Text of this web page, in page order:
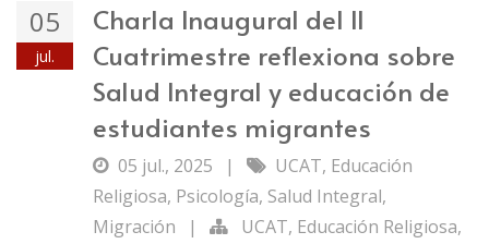
05
jul.
Charla Inaugural del II
Cuatrimestre reflexiona sobre
Salud Integral y educación de
estudiantes migrantes
05 jul., 2025 | UCAT, Educación
Religiosa, Psicología, Salud Integral,
Migración
| UCAT, Educación Religiosa,